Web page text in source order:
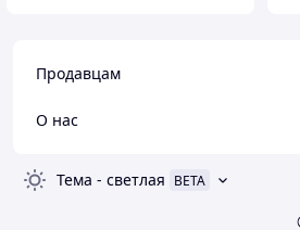
Продавцам
О нас
Тема - светлая BETA